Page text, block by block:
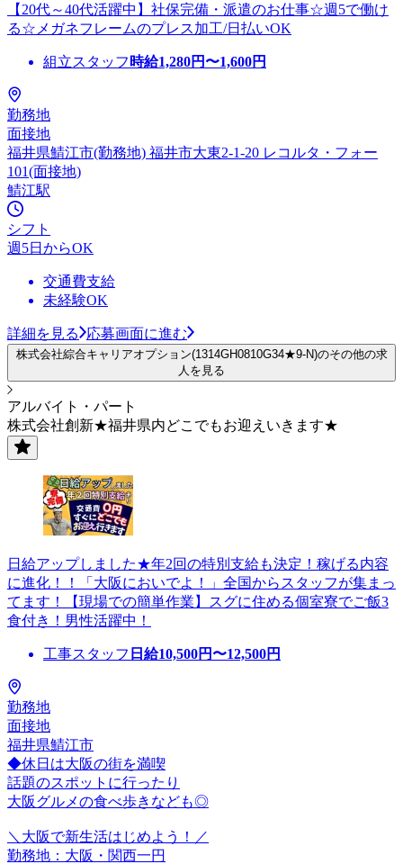
【20代～40代活躍中】社保完備・派遣のお仕事☆週5で働け
る☆メガネフレームのプレス加工/日払いOK
組立スタッフ 時給1,280円〜1,600円
勤務地
面接地
福井県鯖江市(勤務地) 福井市大東2-1-20 レコルタ・フォー
101(面接地)
鯖江駅
シフト
週5日からOK
交通費支給
未経験OK
詳細を見る 応募画面に進む
株式会社綜合キャリアオプション(1314GH0810G34★9-N)のその他の求
人を見る
アルバイト・パート
株式会社創新★福井県内どこでもお迎えいきます★
日給アップしました★年2回の特別支給も決定！稼げる内容
に進化！！「大阪においでよ！」全国からスタッフが集まっ
てます！【現場での簡単作業】スグに住める個室寮でご飯3
食付き！男性活躍中！
工事スタッフ 日給10,500円〜12,500円
勤務地
面接地
福井県鯖江市
◆休日は大阪の街を満喫
話題のスポットに行ったり
大阪グルメの食べ歩きなども◎
＼大阪で新生活はじめよう！／
勤務地：大阪・関西一円